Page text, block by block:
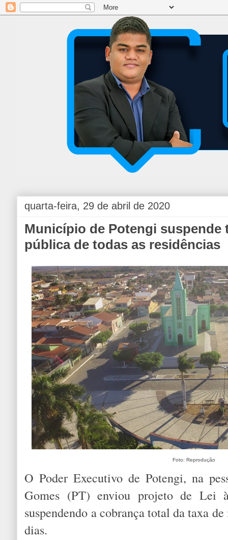
quarta-feira, 29 de abril de 2020
Município de Potengi suspende
pública de todas as residências
Foto: Reprodução
O Poder Executivo de Potengi, na
Gomes (PT) enviou projeto de Lei
suspendendo a cobrança total da taxa
dias.